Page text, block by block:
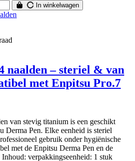
In winkelwagen
naalden – steriel & van
met Enpitsu Pro.7
van stevig titanium is een geschikt
Derma Pen. Elke eenheid is steriel
gebruik onder hygiënische
met de Enpitsu Derma Pen en de
verpakkingseenheid: 1 stuk